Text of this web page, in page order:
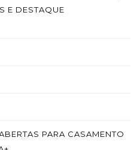
E DESTAQUE
PARA CASAMENTO